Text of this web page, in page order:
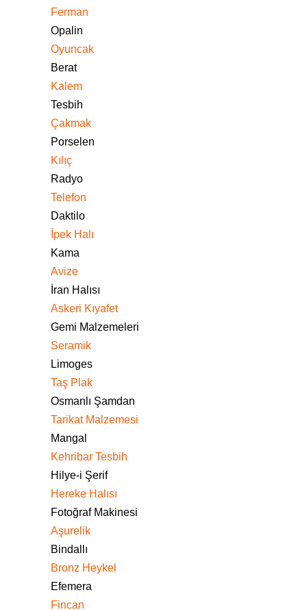
Ferman
Opalin
Oyuncak
Berat
Kalem
Tesbih
Çakmak
Porselen
Kılıç
Radyo
Telefon
Daktilo
İpek Halı
Kama
Avize
İran Halısı
Askeri Kıyafet
Gemi Malzemeleri
Seramik
Limoges
Taş Plak
Osmanlı Şamdan
Tarikat Malzemesi
Mangal
Kehribar Tesbih
Hilye-i Şerif
Hereke Halısı
Fotoğraf Makinesi
Aşurelik
Bindallı
Bronz Heykel
Efemera
Fincan